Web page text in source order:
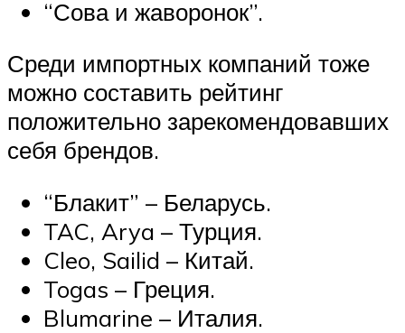
“Сова и жаворонок”.
Среди импортных компаний тоже
можно составить рейтинг
положительно зарекомендовавших
себя брендов.
“Блакит” – Беларусь.
TAC, Arya – Турция.
Cleo, Sailid – Китай.
Togas – Греция.
Blumarine – Италия.